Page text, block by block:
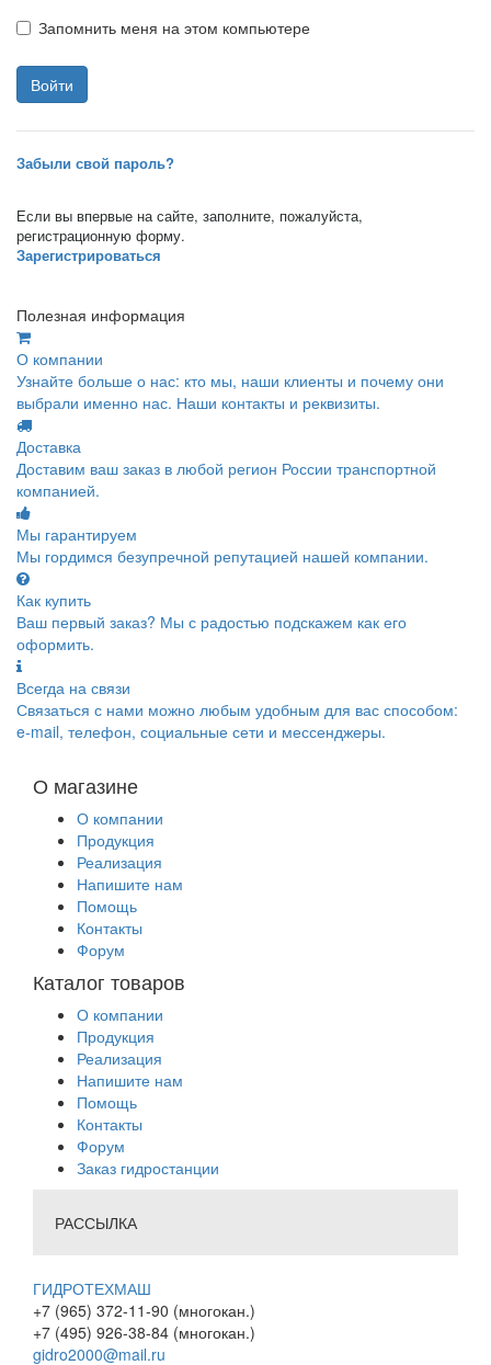
Запомнить меня на этом компьютере
Забыли свой пароль?
Если вы впервые на сайте, заполните, пожалуйста,
регистрационную форму.
Зарегистрироваться
Полезная информация
О компании
Узнайте больше о нас: кто мы, наши клиенты и почему они
выбрали именно нас. Наши контакты и реквизиты.
Доставка
Доставим ваш заказ в любой регион России транспортной
компанией.
Мы гарантируем
Мы гордимся безупречной репутацией нашей компании.
Как купить
Ваш первый заказ? Мы с радостью подскажем как его
оформить.
Всегда на связи
Связаться с нами можно любым удобным для вас способом:
e-mail, телефон, социальные сети и мессенджеры.
О магазине
О компании
Продукция
Реализация
Напишите нам
Помощь
Контакты
Форум
Каталог товаров
О компании
Продукция
Реализация
Напишите нам
Помощь
Контакты
Форум
Заказ гидростанции
РАССЫЛКА
ГИДРОТЕХМАШ
+7 (965) 372-11-90 (многокан.)
+7 (495) 926-38-84 (многокан.)
gidro2000@mail.ru